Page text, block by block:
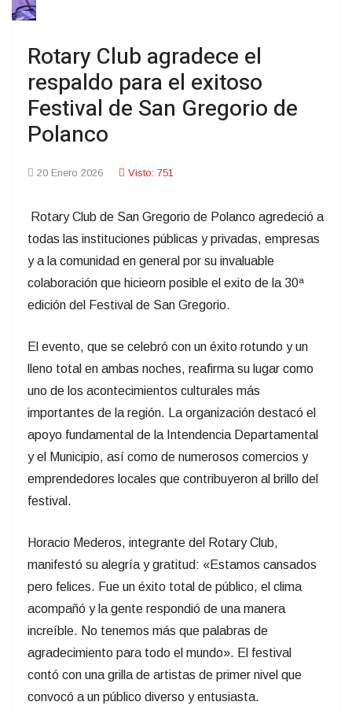
colaboración que hicieorn posible el exito de la 30ª
El evento, que se celebró con un éxito rotundo y un
lleno total en ambas noches, reafirma su lugar como
uno de los acontecimientos culturales más
importantes de la región. La organización destacó el
festival.
Horacio Mederos, integrante del Rotary Club,
manifestó su alegría y gratitud: «Estamos cansados
pero felices. Fue un éxito total de público, el clima
increíble. No tenemos más que palabras de
agradecimiento para todo el mundo». El festival
convocó a un público diverso y entusiasta.
En la primera noche, el reconocido cantante Lucas
Sugo, quien inició su carrera como solista en San
Gregorio, recibió un especial reconocimiento y brindó
seguidores. La segunda noche no fue menos
emocionante, con la actuación de artistas de la talla
de Larbanois – Carrero, Víctor y Daniel, y Copla Alta.
Uno de los momentos más emotivos fue cuando el
público coreó a capela «A Don José», un himno
popular que integra el repertorio de Larbanois –
Carrero. Además, en el marco del festival, se